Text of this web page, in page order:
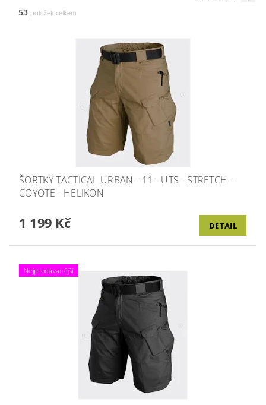
53 položek celkem
ŠORTKY TACTICAL URBAN - 11 - UTS - STRETCH -
COYOTE - HELIKON
1 199 Kč DETAIL
Nejprodávanější